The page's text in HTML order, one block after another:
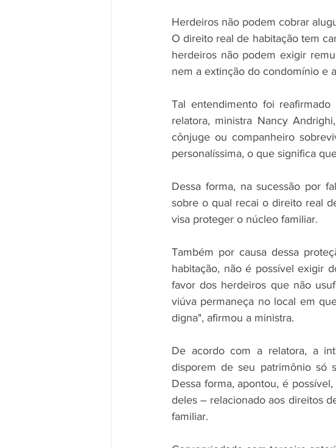
Herdeiros não podem cobrar
O direito real de habitação tem
herdeiros não podem exigir
nem a extinção do condomínio e
Tal entendimento foi
relatora, ministra Nancy
cônjuge ou companheiro
personalíssima, o que significa
Dessa forma, na sucessão por
sobre o qual recai o direito real
visa proteger o núcleo familiar.
Também por causa dessa
habitação, não é possível exigir
favor dos herdeiros que não
viúva permaneça no local em
digna", afirmou a ministra.
De acordo com a relatora, a
disporem de seu patrimônio só
Dessa forma, apontou, é
deles – relacionado aos direitos
familiar.